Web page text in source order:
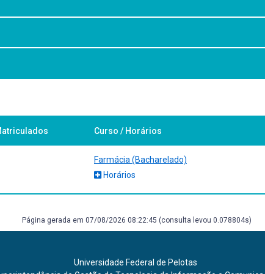
da ética diretamente ligados à área farmacêutica a fim de
Practice: A Practical Guide. 1a Ed., Springer, Cam, 2022.
Ed., Oxford University Press, New York, 2008.
Curso / Horários
Farmácia (Bacharelado)
Horários
Página gerada em 07/08/2026 08:22:45 (consulta levou 0.078804s)
Universidade Federal de Pelotas